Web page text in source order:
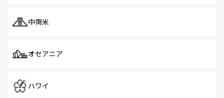
中南米
オセアニア
ハワイ